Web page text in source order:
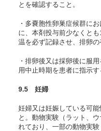
とを確認すること。
・多嚢胞性卵巣症候群に
に、本剤投与前少なくと
温を必ず記録させ、排卵の
・排卵後又は採卵後に服
用中止時期を患者に指示す
9.5 妊婦
妊婦又は妊娠している可
と。動物実験（ラット、
れており、一部の動物実